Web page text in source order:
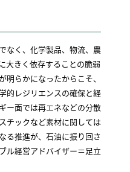
なく、化学製品、物流、農
大きく依存することの脆弱
らかになったからこそ、
的レジリエンスの確保と経
ー面では再エネなどの分散
チックなど素材に関しては
る推進が、石油に振り回さ
ル経営アドバイザー＝足立